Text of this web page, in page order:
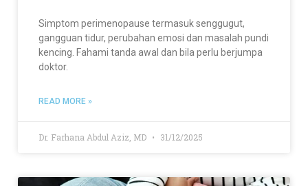
Simptom perimenopause termasuk senggugut,
gangguan tidur, perubahan emosi dan masalah pundi
kencing. Fahami tanda awal dan bila perlu berjumpa
doktor.
READ MORE »
Dr. Farhana Abdul Aziz, MD 31/12/2025